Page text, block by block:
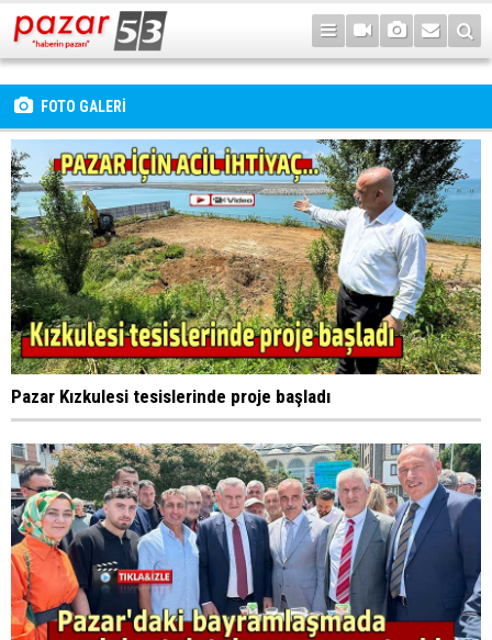
FOTO GALERİ
Pazar Kızkulesi tesislerinde proje başladı